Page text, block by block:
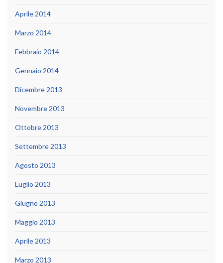
Aprile 2014
Marzo 2014
Febbraio 2014
Gennaio 2014
Dicembre 2013
Novembre 2013
Ottobre 2013
Settembre 2013
Agosto 2013
Luglio 2013
Giugno 2013
Maggio 2013
Aprile 2013
Marzo 2013